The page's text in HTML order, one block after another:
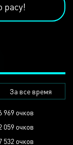
расу!
За все время
969 очков
059 очков
532 очков